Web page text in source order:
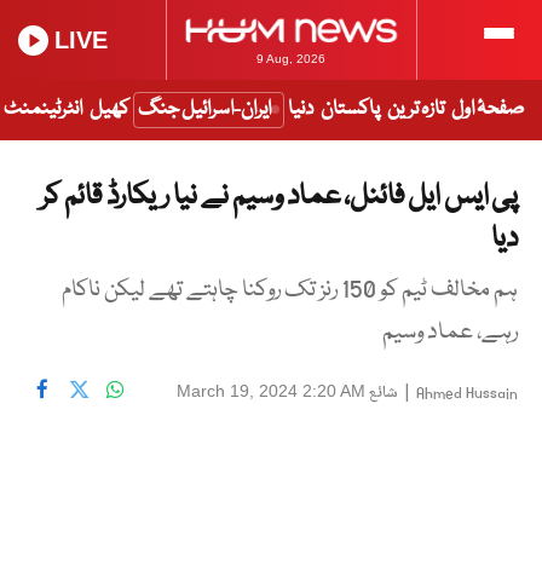
9 Aug, 2026
LIVE
صفحۂ اول تازہ ترین پاکستان دنیا ایران-اسرائیل جنگ کھیل انٹرٹینمنٹ
پی ایس ایل فائنل، عماد وسیم نے نیا ریکارڈ قائم کر
دیا
ہم مخالف ٹیم کو 150 رنز تک روکنا چاہتے تھے لیکن ناکام
رہے، عماد وسیم
Ahmed Hussain
| شائع March 19, 2024 2:20 AM